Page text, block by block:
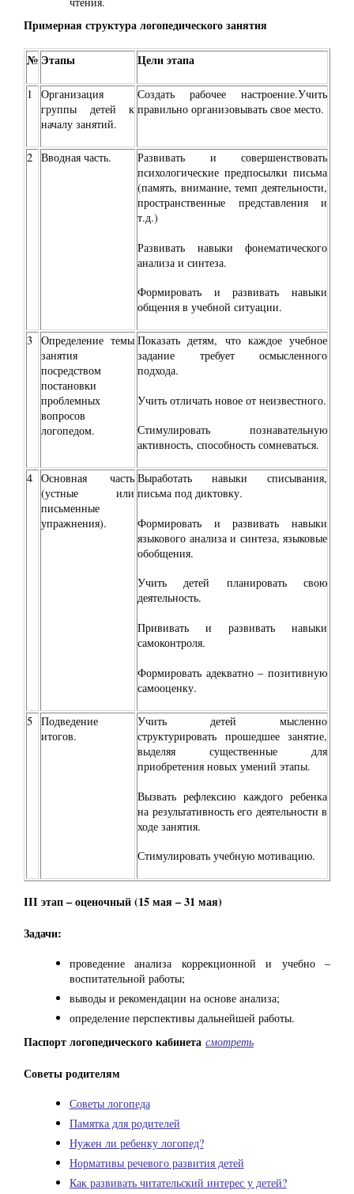
Примерная структура логопедического занятия
№ Этапы Цели этапа
1
Организация
группы детей к
началу занятий.
Создать рабочее настроение.Учить
правильно организовывать свое место.
2 Вводная часть.
Развивать и совершенствовать
психологические предпосылки письма
(память, внимание, темп деятельности,
пространственные представления и
т.д.)
Развивать навыки фонематического
анализа и синтеза.
Формировать и развивать навыки
общения в учебной ситуации.
3 Определение темы
занятия
посредством
постановки
проблемных
вопросов
логопедом.
Показать детям, что каждое учебное
задание требует осмысленного
подхода.
Учить отличать новое от неизвестного.
Стимулировать познавательную
активность, способность сомневаться.
4 Основная часть
(устные или
письменные
упражнения).
Выработать навыки списывания,
письма под диктовку.
Формировать и развивать навыки
языкового анализа и синтеза, языковые
обобщения.
Учить детей планировать свою
деятельность.
Прививать и развивать навыки
самоконтроля.
Формировать адекватно – позитивную
самооценку.
5 Подведение
итогов.
Учить детей мысленно
структурировать прошедшее занятие,
выделяя существенные для
приобретения новых умений этапы.
Вызвать рефлексию каждого ребенка
на результативность его деятельности в
ходе занятия.
Стимулировать учебную мотивацию.
III этап – оценочный (15 мая – 31 мая)
Задачи:
проведение анализа коррекционной и учебно –
воспитательной работы;
выводы и рекомендации на основе анализа;
определение перспективы дальнейшей работы.
Паспорт логопедического кабинета смотреть
Советы родителям
Советы логопеда
Памятка для родителей
Нужен ли ребенку логопед?
Нормативы речевого развития детей
Как развивать читательский интерес у детей?